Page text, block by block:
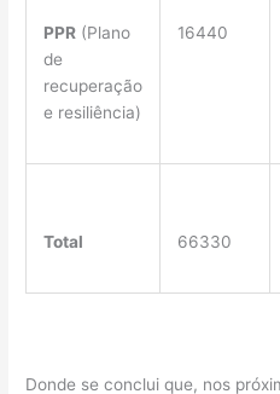
PPR(Plano
de
recuperação
e resiliência)
16440
Total 66330
Donde se conclui que, nos